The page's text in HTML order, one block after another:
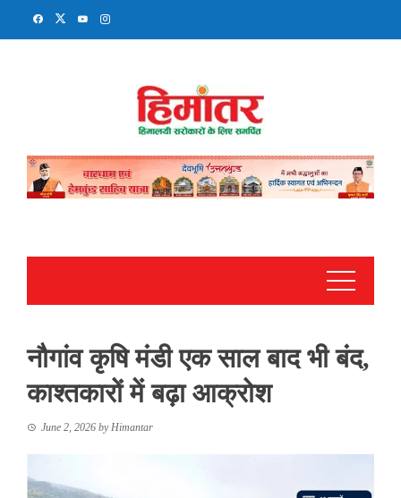
नौगांव कृषि मंडी एक साल बाद भी बंद,
काश्तकारों में बढ़ा आक्रोश
June 2, 2026 byHimantar